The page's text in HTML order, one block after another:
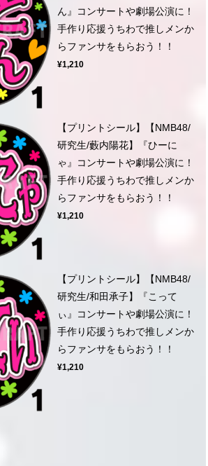
ん』コンサートや劇場公演に！
手作り応援うちわで推しメンか
らファンサをもらおう！！
¥1,210
【プリントシール】【NMB48/
研究生/藪内陽花】『ひーに
ゃ』コンサートや劇場公演に！
手作り応援うちわで推しメンか
らファンサをもらおう！！
¥1,210
【プリントシール】【NMB48/
研究生/和田承子】『こって
ぃ』コンサートや劇場公演に！
手作り応援うちわで推しメンか
らファンサをもらおう！！
¥1,210